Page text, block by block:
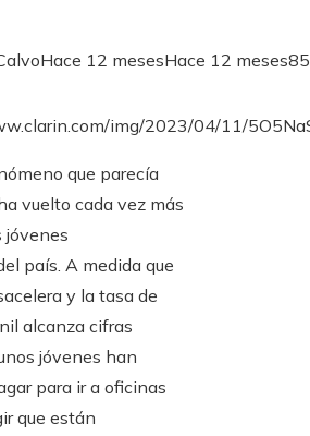
Hace 12 mesesHace 12 meses85
que parecía
vuelto cada vez más
jóvenes
país. A medida que
y la tasa de
alcanza cifras
jóvenes han
para ir a oficinas
que están